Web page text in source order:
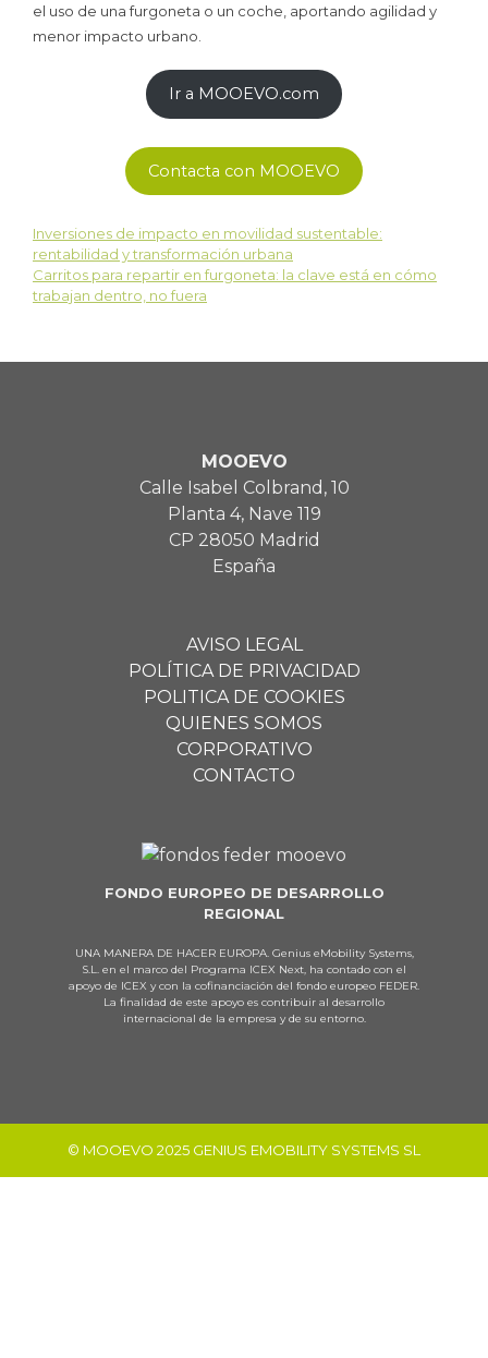
el uso de una furgoneta o un coche, aportando agilidad y
menor impacto urbano.
Ir a MOOEVO.com
Contacta con MOOEVO
Inversiones de impacto en movilidad sustentable:
rentabilidad y transformación urbana
Carritos para repartir en furgoneta: la clave está en cómo
trabajan dentro, no fuera
MOOEVO
Calle Isabel Colbrand, 10
Planta 4, Nave 119
CP 28050 Madrid
España
AVISO LEGAL
POLÍTICA DE PRIVACIDAD
POLITICA DE COOKIES
QUIENES SOMOS
CORPORATIVO
CONTACTO
FONDO EUROPEO DE DESARROLLO
REGIONAL
UNA MANERA DE HACER EUROPA. Genius eMobility Systems,
S.L. en el marco del Programa ICEX Next, ha contado con el
apoyo de ICEX y con la cofinanciación del fondo europeo FEDER.
La finalidad de este apoyo es contribuir al desarrollo
internacional de la empresa y de su entorno.
© MOOEVO 2025 GENIUS EMOBILITY SYSTEMS SL